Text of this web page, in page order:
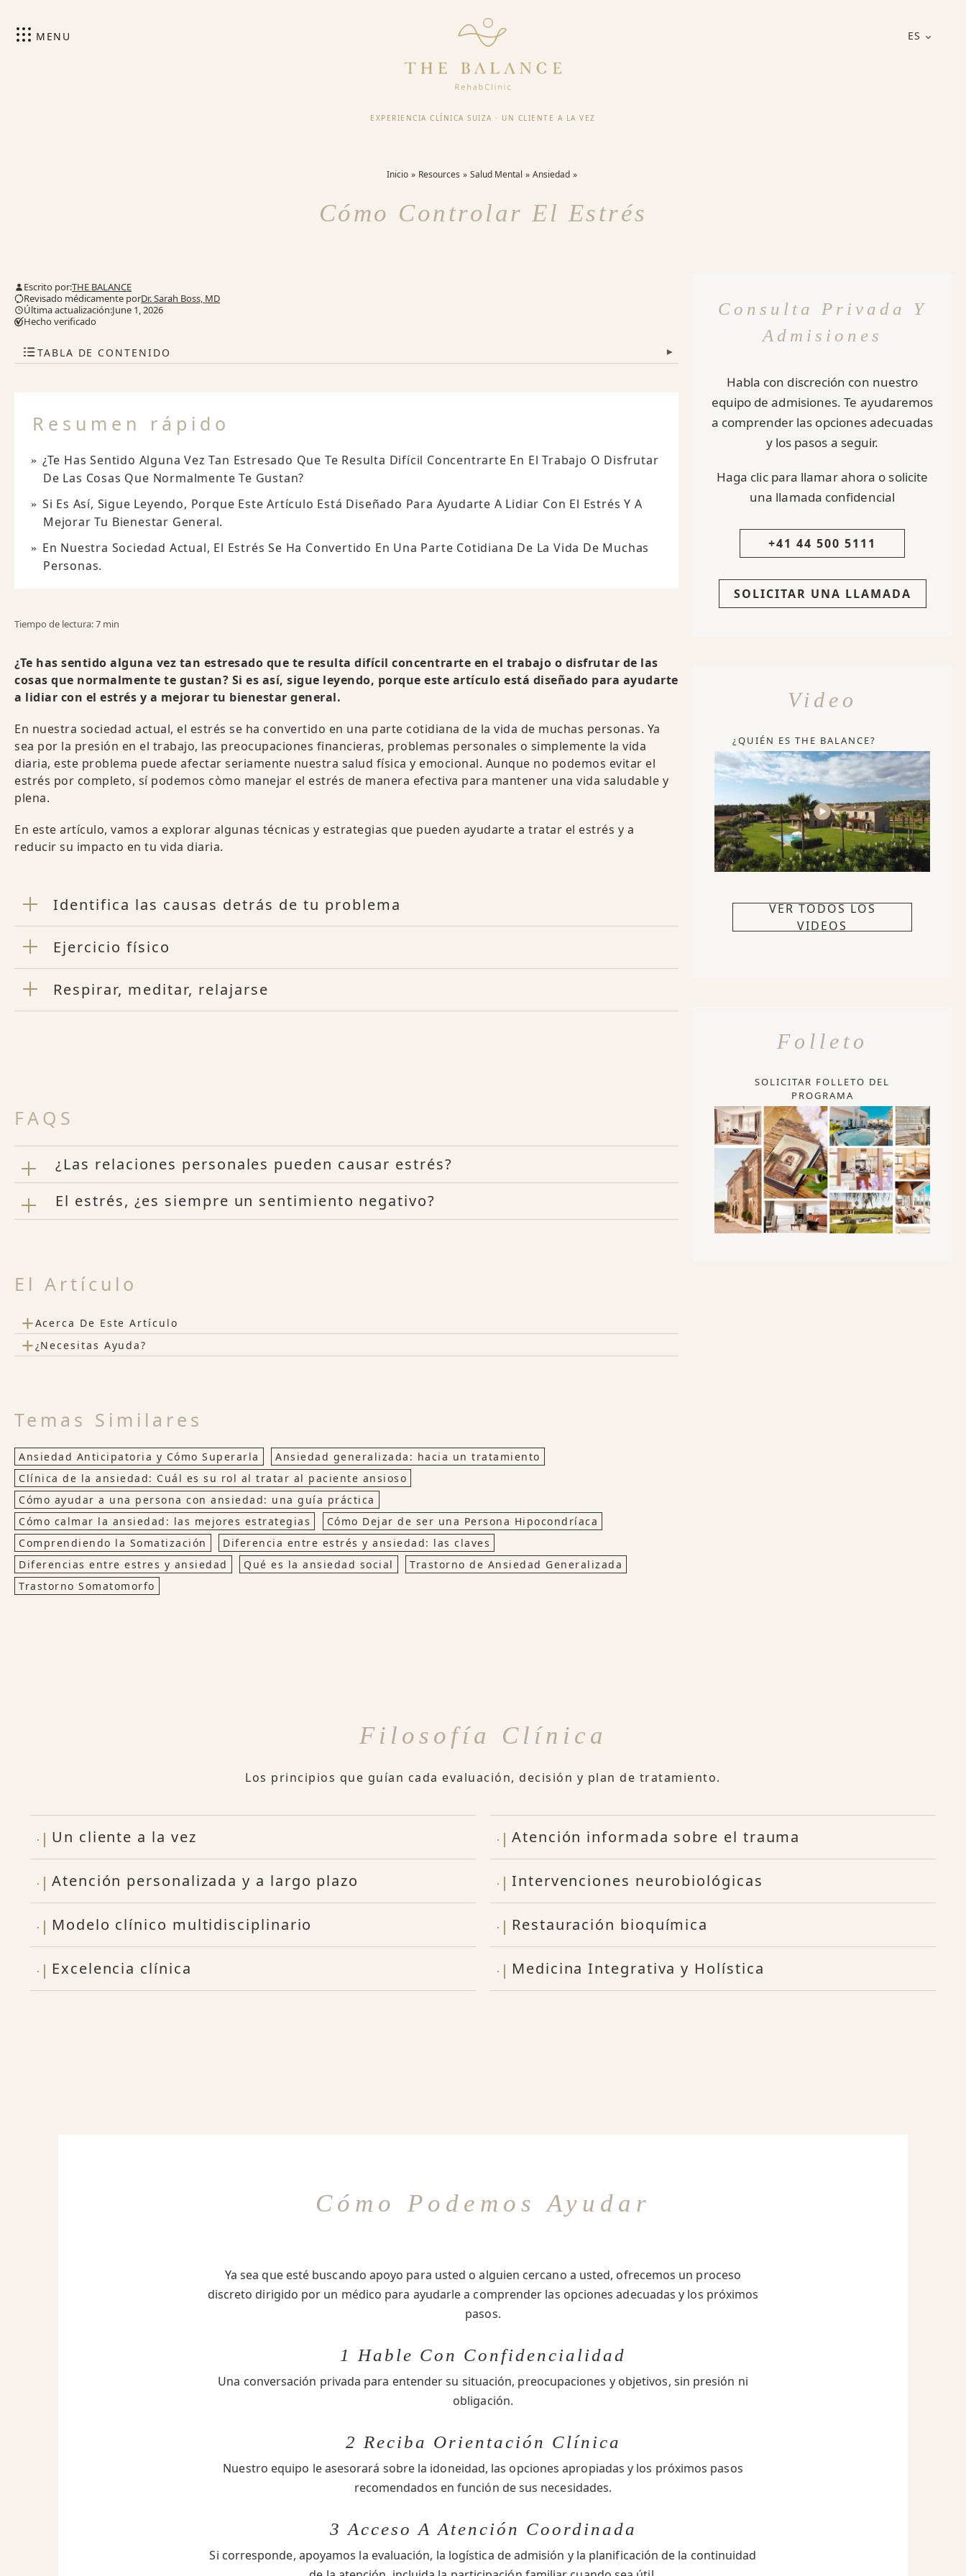
ES
MENU
EXPERIENCIA CLÍNICA SUIZA · UN CLIENTE A LA VEZ
Inicio Resources Salud Mental Ansiedad
Cómo Controlar El Estrés
Escrito por:THE BALANCE
Revisado médicamente porDr. Sarah Boss, MD
Última actualización:June 1, 2026
Hecho verificado
TABLA DE CONTENIDO ▾
Resumen rápido
¿Te Has Sentido Alguna Vez Tan Estresado Que Te Resulta Difícil Concentrarte En El Trabajo O Disfrutar
De Las Cosas Que Normalmente Te Gustan?
Si Es Así, Sigue Leyendo, Porque Este Artículo Está Diseñado Para Ayudarte A Lidiar Con El Estrés Y A
Mejorar Tu Bienestar General.
En Nuestra Sociedad Actual, El Estrés Se Ha Convertido En Una Parte Cotidiana De La Vida De Muchas
Personas.
Tiempo de lectura: 7 min
¿Te has sentido alguna vez tan estresado que te resulta difícil concentrarte en el trabajo o disfrutar de las
cosas que normalmente te gustan? Si es así, sigue leyendo, porque este artículo está diseñado para ayudarte
a lidiar con el estrés y a mejorar tu bienestar general.
En nuestra sociedad actual, el estrés se ha convertido en una parte cotidiana de la vida de muchas personas. Ya
sea por la presión en el trabajo, las preocupaciones financieras, problemas personales o simplemente la vida
diaria, este problema puede afectar seriamente nuestra salud física y emocional. Aunque no podemos evitar el
estrés por completo, sí podemos còmo manejar el estrés de manera efectiva para mantener una vida saludable y
plena.
En este artículo, vamos a explorar algunas técnicas y estrategias que pueden ayudarte a tratar el estrés y a
reducir su impacto en tu vida diaria.
Identifica las causas detrás de tu problema
Ejercicio físico
Respirar, meditar, relajarse
FAQS
¿Las relaciones personales pueden causar estrés?
El estrés, ¿es siempre un sentimiento negativo?
El Artículo
+Acerca De Este Artículo
+ ¿Necesitas Ayuda?
Temas Similares
Ansiedad Anticipatoria y Cómo Superarla
Ansiedad generalizada: hacia un tratamiento
Clínica de la ansiedad: Cuál es su rol al tratar al paciente ansioso
Cómo ayudar a una persona con ansiedad: una guía práctica
Cómo calmar la ansiedad: las mejores estrategias
Cómo Dejar de ser una Persona Hipocondríaca
Comprendiendo la Somatización
Diferencia entre estrés y ansiedad: las claves
Diferencias entre estres y ansiedad
Qué es la ansiedad social
Trastorno de Ansiedad Generalizada
Trastorno Somatomorfo
Consulta Privada Y
Admisiones
Habla con discreción con nuestro
equipo de admisiones. Te ayudaremos
a comprender las opciones adecuadas
y los pasos a seguir.
Haga clic para llamar ahora o solicite
una llamada confidencial
+41 44 500 5111
SOLICITAR UNA LLAMADA
Video
¿QUIÉN ES THE BALANCE?
VER TODOS LOS
VIDEOS
Folleto
SOLICITAR FOLLETO DEL
PROGRAMA
Filosofía Clínica
Los principios que guían cada evaluación, decisión y plan de tratamiento.
Un cliente a la vez
Atención personalizada y a largo plazo
Modelo clínico multidisciplinario
Excelencia clínica
Atención informada sobre el trauma
Intervenciones neurobiológicas
Restauración bioquímica
Medicina Integrativa y Holística
Cómo Podemos Ayudar
Ya sea que esté buscando apoyo para usted o alguien cercano a usted, ofrecemos un proceso
discreto dirigido por un médico para ayudarle a comprender las opciones adecuadas y los próximos
pasos.
1 Hable Con Confidencialidad
Una conversación privada para entender su situación, preocupaciones y objetivos, sin presión ni
obligación.
2 Reciba Orientación Clínica
Nuestro equipo le asesorará sobre la idoneidad, las opciones apropiadas y los próximos pasos
recomendados en función de sus necesidades.
3 Acceso A Atención Coordinada
Si corresponde, apoyamos la evaluación, la logística de admisión y la planificación de la continuidad